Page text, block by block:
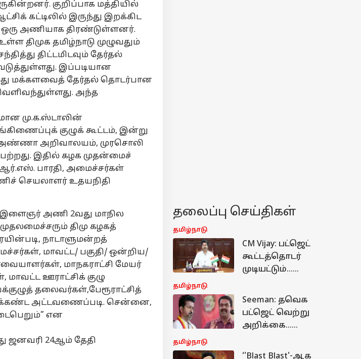
குறிப்பாக மத்தியில்
கட்டிலில் இருந்து இறக்கிட
ஒரு அணியாக திரண்டுள்ளனர்.
திமுக தமிழ்நாடு முழுவதும்
திட்டமிடவும் தேர்தல்
இப்படியான
மக்களவைத் தேர்தல் தொடர்பான
அந்த
மு.க.ஸ்டாலின்
குழுக் கூட்டம், இன்று
அண்ணா அறிவாலயம், முரசொலி
இதில் கழக முதன்மைச்
பாரதி, அமைச்சர்கள்
செயலாளர் உதயநிதி
இளைஞர் அணி 2வது மாநில
திமு கழகத்
நாடாளுமன்றத்
மாவட்ட/ பகுதி/ ஒன்றிய/
மாநகராட்சி மேயர்
ஊராட்சிக் குழு
தலைவர்கள்,பேரூராட்சித்
அட்டவணைப்படி. சென்னை,
என
ஜனவரி 24ஆம் தேதி
தலைப்பு செய்திகள்
தமிழ்நாடு
CM Vijay: பட்ஜெட்
கூட்டத்தொடர்
முடியட்டும்...
பதவி..! அச்சத்தில்
அமைச்சர்கள்!
தமிழ்நாடு
Seeman: தவெக
பட்ஜெட் வெற்று
அறிக்கை...
விஜய் அரசின்
தமிழ்நாடு
‘'Blast Blast'-ஆக